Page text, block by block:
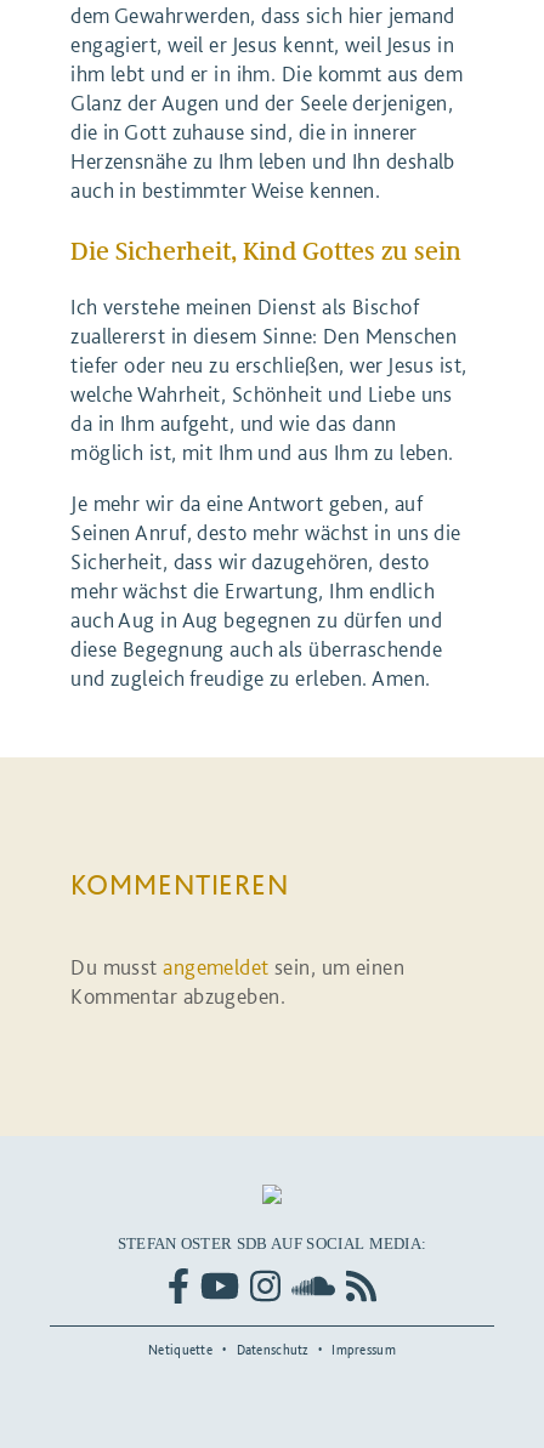
dem Gewahrwerden, dass sich hier jemand
engagiert, weil er Jesus kennt, weil Jesus in
ihm lebt und er in ihm. Die kommt aus dem
Glanz der Augen und der Seele derjenigen,
die in Gott zuhause sind, die in innerer
Herzensnähe zu Ihm leben und Ihn deshalb
auch in bestimmter Weise kennen.
Die Sicherheit, Kind Gottes zu sein
Ich verstehe meinen Dienst als Bischof
zuallererst in diesem Sinne: Den Menschen
tiefer oder neu zu erschließen, wer Jesus ist,
welche Wahrheit, Schönheit und Liebe uns
da in Ihm aufgeht, und wie das dann
möglich ist, mit Ihm und aus Ihm zu leben.
Je mehr wir da eine Antwort geben, auf
Seinen Anruf, desto mehr wächst in uns die
Sicherheit, dass wir dazugehören, desto
mehr wächst die Erwartung, Ihm endlich
auch Aug in Aug begegnen zu dürfen und
diese Begegnung auch als überraschende
und zugleich freudige zu erleben. Amen.
KOMMENTIEREN
Du musstangemeldet sein, um einen
Kommentar abzugeben.
STEFAN OSTER SDB AUF SOCIAL MEDIA:
Netiquette Datenschutz Impressum